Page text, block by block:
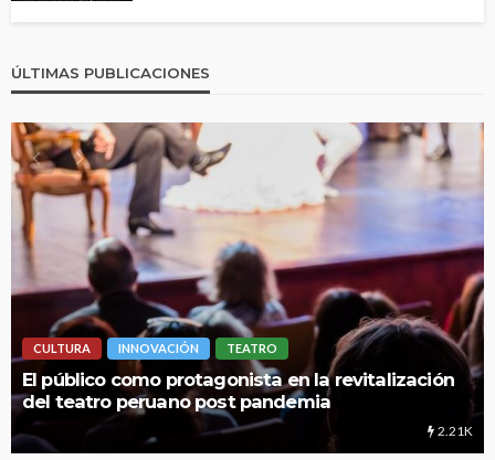
ÚLTIMAS PUBLICACIONES
CULTURA INNOVACIÓN TEATRO
El público como protagonista en la revitalización
del teatro peruano post pandemia
2.21K